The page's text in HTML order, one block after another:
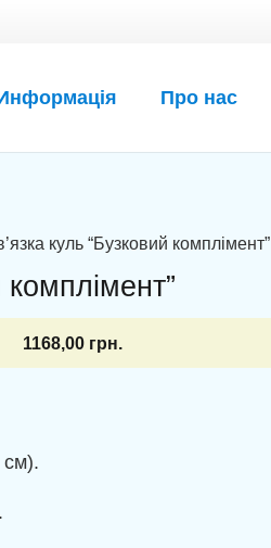
Про нас
куль “Бузковий комплімент”
комплімент”
1168,00 грн.
см).